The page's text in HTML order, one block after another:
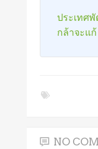
ประเทศ
กล้าจะแก้
NO